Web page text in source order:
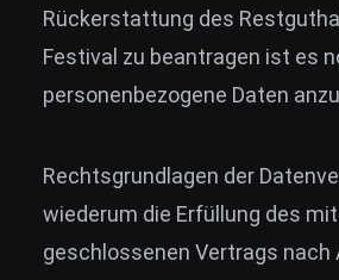
Rückerstattung des
Festival zu beantragen ist es
personenbezogene Daten
Rechtsgrundlagen der
wiederum die Erfüllung des
geschlossenen Vertrags nach